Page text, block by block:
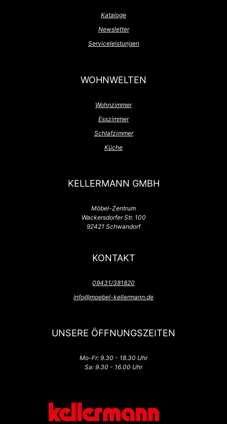
Kataloge
Newsletter
Serviceleistungen
WOHNWELTEN
Wohnzimmer
Esszimmer
Schlafzimmer
Küche
KELLERMANN GMBH
Möbel-Zentrum
Wackersdorfer Str. 100
92421 Schwandorf
KONTAKT
09431/381820
info@moebel-kellermann.de
UNSERE ÖFFNUNGSZEITEN
Mo-Fr: 9.30 - 18.30 Uhr
Sa: 9.30 - 16.00 Uhr